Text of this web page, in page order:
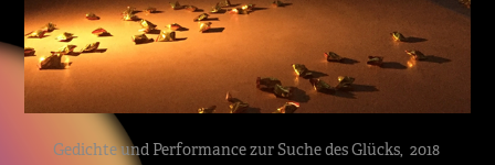
Gedichte und Performance zur Suche des Glücks, 2018